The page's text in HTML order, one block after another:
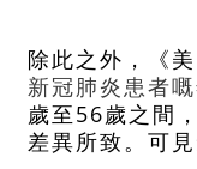
除此之外，《
新冠肺炎患者
歲至56歲之間
差異所致。可